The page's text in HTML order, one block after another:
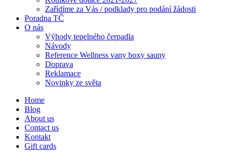
Zařídíme za Vás / podklady pro podání žádosti
Poradna TČ
O nás
Výhody tepelného čerpadla
Návody
Reference Wellness vany boxy sauny
Doprava
Reklamace
Novinky ze světa
Home
Blog
About us
Contact us
Kontakt
Gift cards